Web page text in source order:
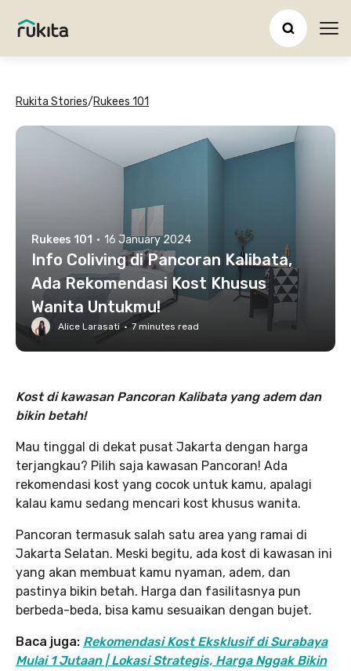
Rukita Stories/Rukees 101
Rukees 101 · 16 January 2024
Info Coliving di Pancoran Kalibata,
Ada Rekomendasi Kost Khusus
Wanita Untukmu!
Alice Larasati · 7 minutes read
Kost di kawasan Pancoran Kalibata yang adem dan
bikin betah!
Mau tinggal di dekat pusat Jakarta dengan harga
terjangkau? Pilih saja kawasan Pancoran! Ada
rekomendasi kost yang cocok untuk kamu, apalagi
kalau kamu sedang mencari kost khusus wanita.
Pancoran termasuk salah satu area yang ramai di
Jakarta Selatan. Meski begitu, ada kost di kawasan ini
yang akan membuat kamu nyaman, adem, dan
pastinya bikin betah. Harga dan fasilitasnya pun
berbeda-beda, bisa kamu sesuaikan dengan bujet.
Baca juga: Rekomendasi Kost Eksklusif di Surabaya
Mulai 1 Jutaan | Lokasi Strategis, Harga Nggak Bikin